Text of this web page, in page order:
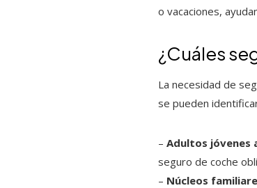
o vacaciones,
¿Cuáles
La necesidad de
se pueden
–Adultos jóvenes
seguro de coche
– Núcleos